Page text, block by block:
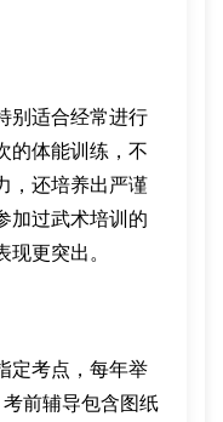
别适合经常进行
的体能训练，不
，还培养出严谨
加过武术培训的
更突出。
定考点，每年举
前辅导包含图纸